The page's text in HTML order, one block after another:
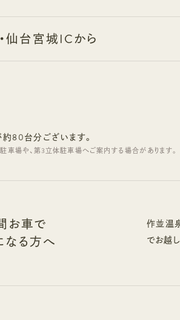
仙台宮城ICから
80台分ございます。
車場や、第3立体駐車場へご案内する場合があります。
お車で
なる方へ
作並温
でお越